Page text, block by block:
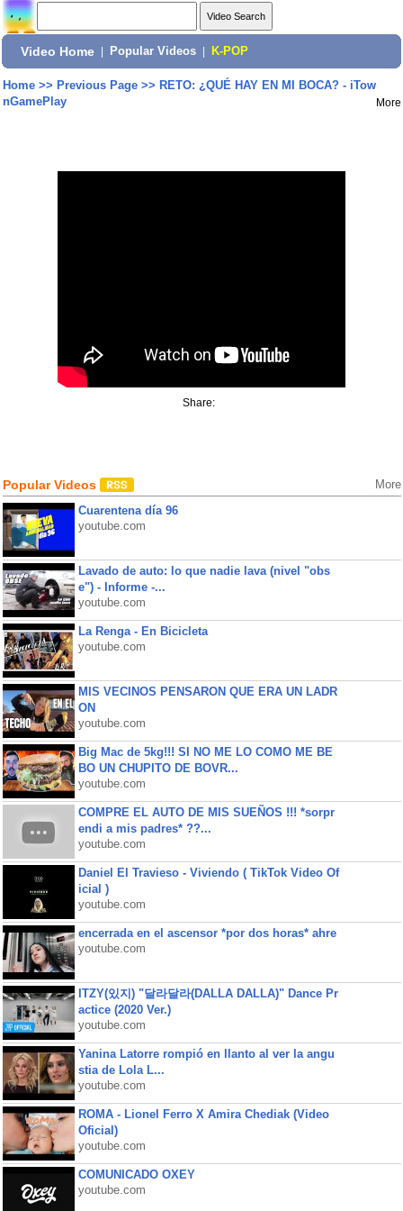
Video Home Popular Videos K-POP
Home>> Previous Page>> RETO: ¿QUÉ HAY EN MI BOCA? - iTow
nGamePlay
More
Share:
Popular Videos More
Cuarentena día 96
youtube.com
Lavado de auto: lo que nadie lava (nivel "obs
e") - Informe -...
youtube.com
La Renga - En Bicicleta
youtube.com
MIS VECINOS PENSARON QUE ERA UN LADR
ON
youtube.com
Big Mac de 5kg!!! SI NO ME LO COMO ME BE
BO UN CHUPITO DE BOVR...
youtube.com
COMPRE EL AUTO DE MIS SUEÑOS !!! *sorpr
endi a mis padres* ??...
youtube.com
Daniel El Travieso - Viviendo ( TikTok Video Of
icial )
youtube.com
encerrada en el ascensor *por dos horas* ahre
youtube.com
ITZY(있지) "달라달라(DALLA DALLA)" Dance Pr
actice (2020 Ver.)
youtube.com
Yanina Latorre rompió en llanto al ver la angu
stia de Lola L...
youtube.com
ROMA - Lionel Ferro X Amira Chediak (Video
Oficial)
youtube.com
COMUNICADO OXEY
youtube.com